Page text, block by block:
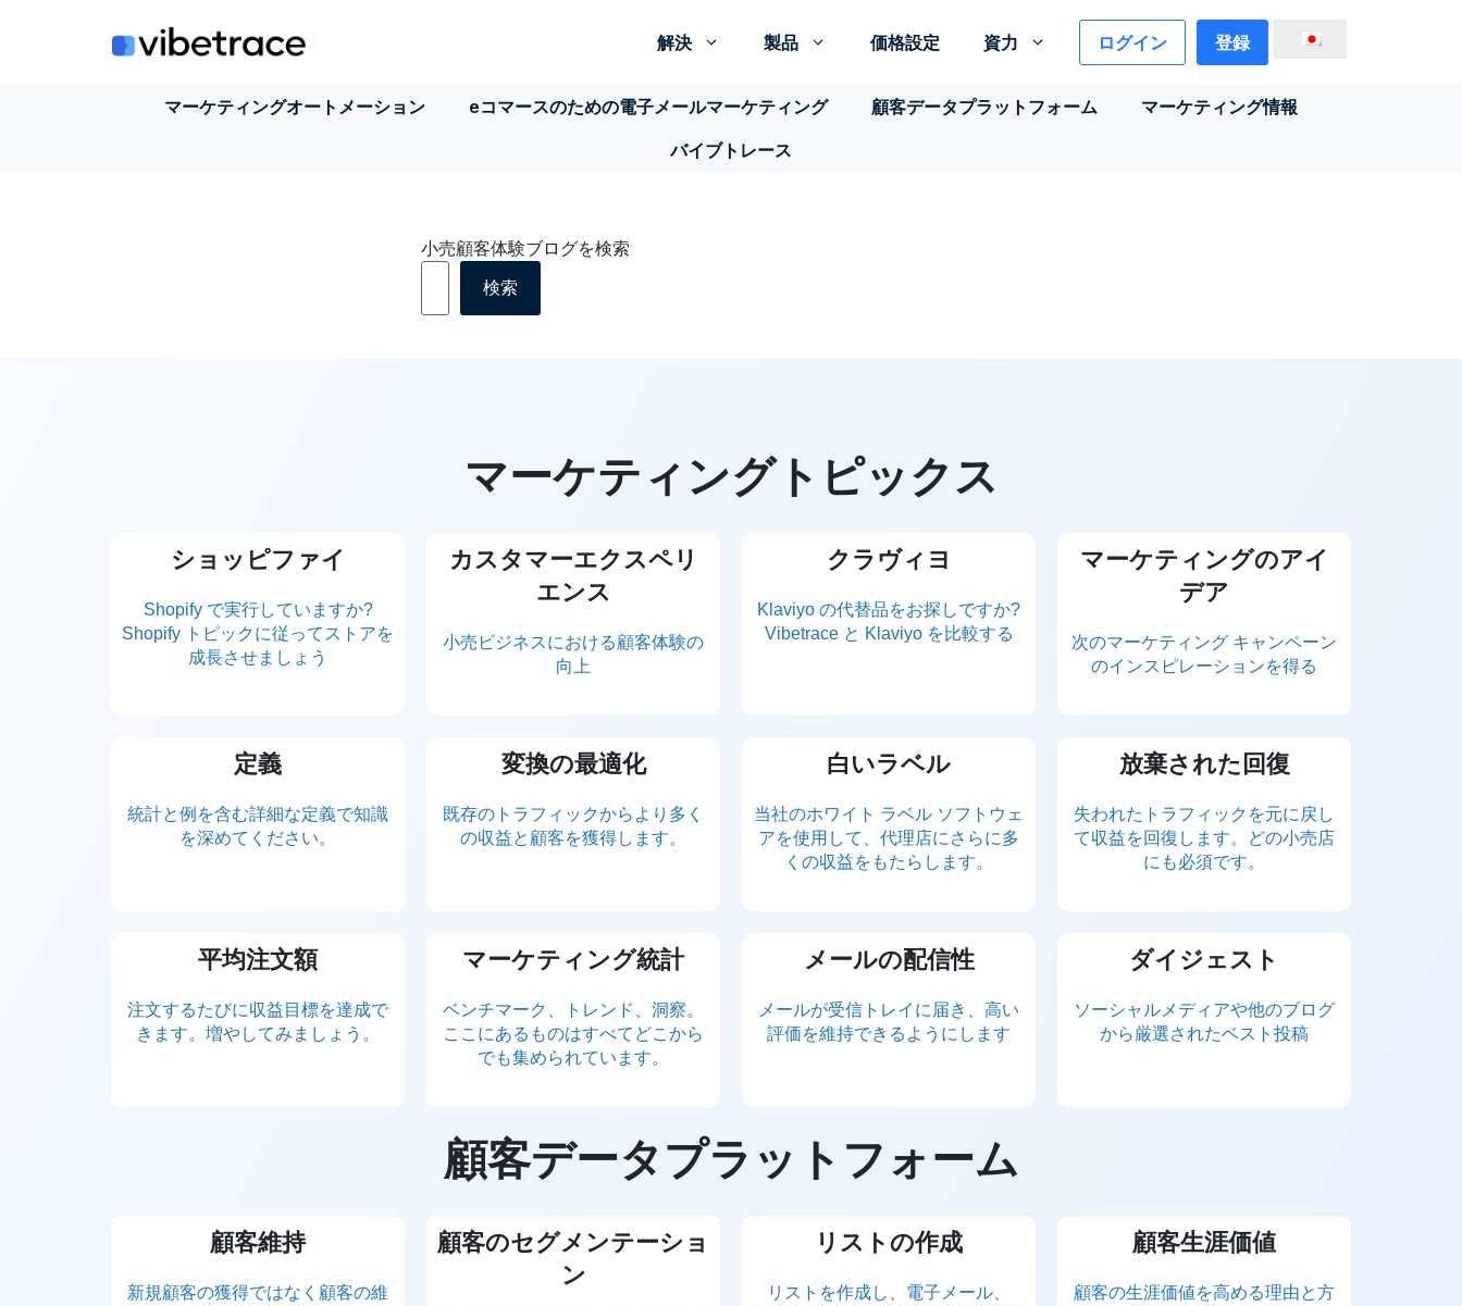
解決 製品 価格設定 資力 ログイン 登録
マーケティングオートメーション eコマースのための電子メールマーケティング 顧客データプラットフォーム
マーケティング情報
バイブトレース
小売顧客体験ブログを検索
検索
マーケティングトピックス
ショッピファイ
Shopify で実行していますか?
Shopify トピックに従ってストアを
成長させましょう
カスタマーエクスペリ
エンス
小売ビジネスにおける顧客体験の
向上
クラヴィヨ
Klaviyo の代替品をお探しですか?
Vibetrace と Klaviyo を比較する
マーケティングのアイ
デア
次のマーケティング キャンペーン
のインスピレーションを得る
定義
統計と例を含む詳細な定義で知識
を深めてください。
変換の最適化
既存のトラフィックからより多く
の収益と顧客を獲得します。
白いラベル
当社のホワイト ラベル ソフトウェ
アを使用して、代理店にさらに多
くの収益をもたらします。
放棄された回復
失われたトラフィックを元に戻し
て収益を回復します。どの小売店
にも必須です。
平均注文額
注文するたびに収益目標を達成で
きます。増やしてみましょう。
マーケティング統計
ベンチマーク、トレンド、洞察。
ここにあるものはすべてどこから
でも集められています。
メールの配信性
メールが受信トレイに届き、高い
評価を維持できるようにします
ダイジェスト
ソーシャルメディアや他のブログ
から厳選されたベスト投稿
顧客データプラットフォーム
顧客維持
新規顧客の獲得ではなく顧客の維
顧客のセグメンテーショ
ン
リストの作成
リストを作成し、電子メール、
顧客生涯価値
顧客の生涯価値を高める理由と方